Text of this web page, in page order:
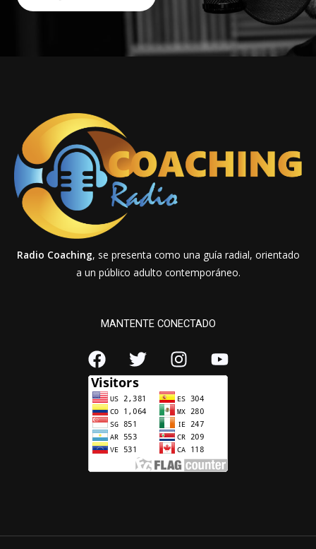
Radio Coaching, se presenta como una guía radial, orientado
a un público adulto contemporáneo.
MANTENTE CONECTADO